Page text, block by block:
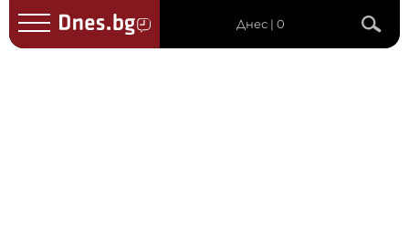
Днес | 0